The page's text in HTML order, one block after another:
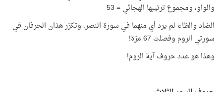
والواو، ومجموع ترتيبها الهجائي = 53
الضاد والظاء لم يرد أي منهما في سورة النصر، وتكرّر هذان الحرفان في
سورتي الروم وفصلت 67 مرّة!
وهذا هو عدد حروف آية الروم!